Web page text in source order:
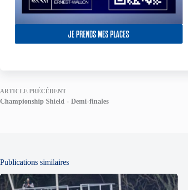
JE PRENDS MES PLACES
Partagez votre amour
ARTICLE PRÉCÉDENT
Championship Shield - Demi-finales
Publications similaires